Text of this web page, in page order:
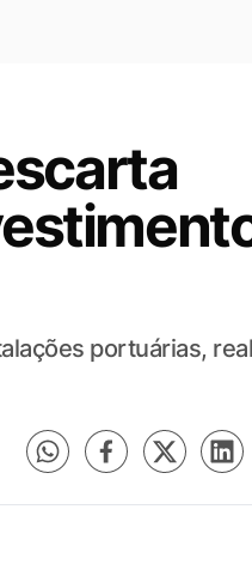
portuárias,